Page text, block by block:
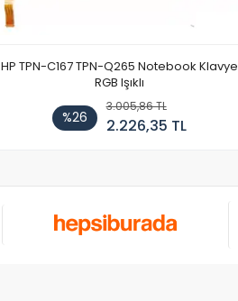
HP TPN-C167 TPN-Q265 Notebook Klavye
RGB Işıklı
%26
3.005,86 TL
2.226,35 TL